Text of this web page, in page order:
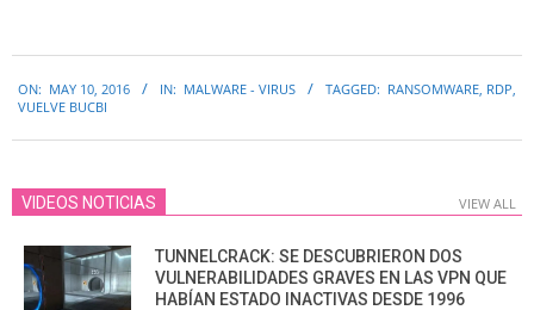
05-
ON: MAY 10, 2016 IN: MALWARE - VIRUS TAGGED: RANSOMWARE, RDP,
VUELVE BUCBI
VIDEOS NOTICIAS VIEW ALL
TUNNELCRACK: SE DESCUBRIERON DOS
VULNERABILIDADES GRAVES EN LAS VPN QUE
HABÍAN ESTADO INACTIVAS DESDE 1996